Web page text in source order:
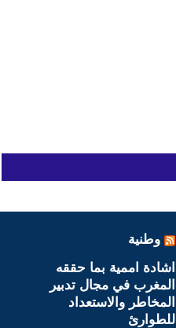
وطنية
اشادة اممية بما حققه
المغرب في مجال تدبير
المخاطر والاستعداد
للطوارئ